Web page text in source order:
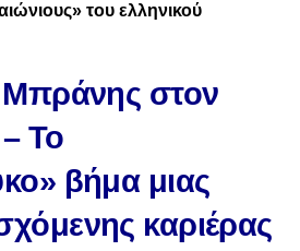
του ελληνικού
στον
Το
βήμα μιας
καριέρας